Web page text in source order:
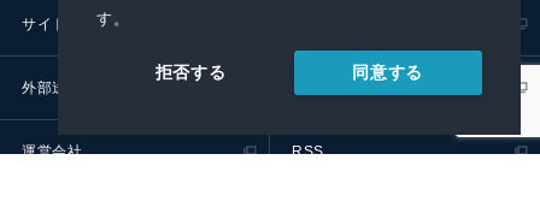
す。
拒否する 同意する
サイトポリシー
外部送信ポリシー プレスリリース取扱基準
運営会社 RSS